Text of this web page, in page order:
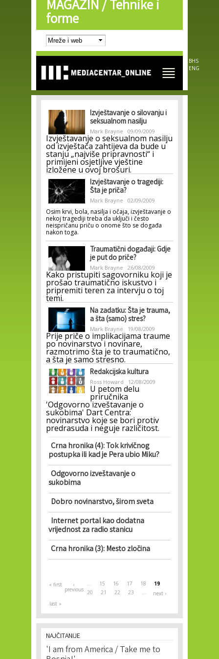
Skip to
main
content
MAGAZIN /Tehnike i
forme
BHS
ENG
Izvještavanje o silovanju i
seksualnom nasilju
Mark Brayne 09/09/2009
Izvještavanje o seksualnom nasilju
od izvještača zahtijeva da bude u
stanju „najviše pripravnosti“ i
primijeni osjetljive vještine
izložene u ovoj brošuri.
Izvještavanje o tragediji:
Šta je priča?
Mark Brayne 02/09/2009
Osim krvi, bola, nasilja i očaja, izvještavanje o
nekoj tragediji treba da uključi i često
neispričanu priču o onome što se događa
nakon toga.
Traumatični događaji: Gdje
je put do priče?
Mark Brayne 26/08/2009
Kako pristupiti sagovorniku koji je
prošao traumatično iskustvo i
pripremiti teren za intervju o toj
temi.
Na zadatku: Šta je trauma,
a šta (samo) stres?
Mark Brayne 19/08/2009
Prije priče o implikacijama traume
po novinarstvo i novinare,
razmotrimo šta je to traumatično,
a šta je samo stresno.
Redakcijska kultura
Ross Howard 12/08/2009
U petom delu
priručnika
'Odgovorno izveštavanje o
sukobima' Dart Centra:
novinarstvo koje se bori protiv
predrasuda i neguje različitost.
Crna hronika (4): Tok krivičnog
postupka ili kad je Pera ubio Miku?
Odgovorno izveštavanje o
sukobima
Dobro novinarstvo, širom sveta
Internet portal kao dodatna
vrijednost za radio stanicu
Crna hronika (3): Mesto zločina
Pages
« first ‹
previous
… 15 16 17 18
19
20
21 22 23 …
next ›
last »
NAJČITANIJE
'I am from America / Take me to